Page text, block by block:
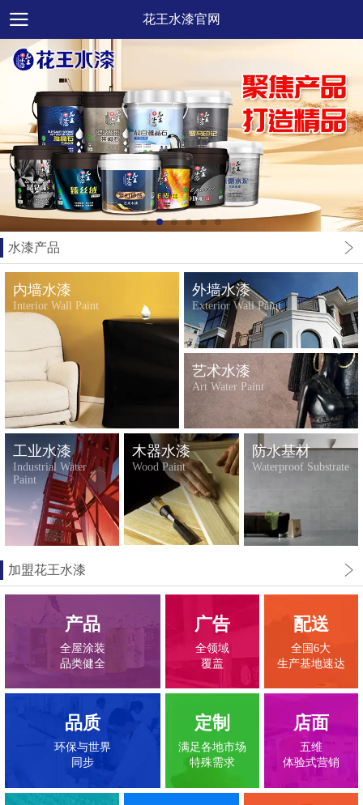
花王水漆官网
水漆产品
内墙水漆
Interior Wall Paint
外墙水漆
Exterior Wall Paint
艺术水漆
Art Water Paint
工业水漆
Industrial Water
Paint
木器水漆
Wood Paint
防水基材
Waterproof Substrate
加盟花王水漆
产品
全屋涂装
品类健全
广告
全领域
覆盖
配送
全国6大
生产基地速达
品质
环保与世界
同步
定制
满足各地市场
特殊需求
店面
五维
体验式营销